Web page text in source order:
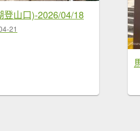
登山口)-2026/04/18
21